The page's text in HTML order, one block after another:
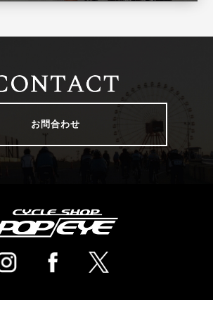
お問合わせ